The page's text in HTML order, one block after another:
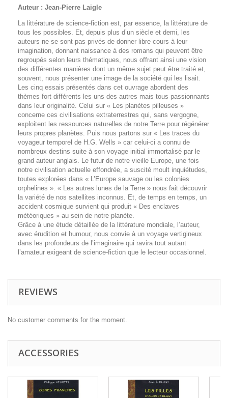
Auteur : Jean-Pierre Laigle
La littérature de science-fiction est, par essence, la littérature de
tous les possibles. Et, depuis plus d’un siècle et demi, les
auteurs ne se sont pas privés de donner libre cours à leur
imagination, donnant naissance à des romans qui peuvent être
regroupés selon leurs thématiques, nous offrant ainsi une vision
des différentes manières dont un même sujet peut être traité et,
souvent, nous présenter une image de la société qui les lisait.
Les cinq essais présentés dans cet ouvrage abordent des
thèmes fort différents les uns des autres mais tous passionnants
dans leur originalité. Celui sur « Les planètes pilleuses »
concerne ces civilisations extraterrestres qui, sans vergogne,
exploitent les ressources naturelles de notre Terre pour régénérer
leurs propres planètes. Puis nous partons sur « Les traces du
voyageur temporel de H.G. Wells » car celui-ci a connu de
nombreux destins suite à son voyage initial immortalisé par le
grand auteur anglais. Le futur de notre vieille Europe, une fois
notre civilisation actuelle effondrée, a suscité moult inquiétudes,
toutes explorées dans « L’Europe sauvage ou les colonies
orphelines ». « Les autres lunes de la Terre » nous fait découvrir
la variété de nos satellites inconnus. Et, de temps en temps, un
accident cosmique survient qui produit « Des enclaves
météoriques » au sein de notre planète.
Grâce à une étude détaillée de la littérature mondiale, l’auteur,
avec érudition et humour, nous convie à un voyage vertigineux
dans les profondeurs de l’imaginaire qui ravira tout autant
l’amateur exigeant de science-fiction que le lecteur occasionnel.
REVIEWS
No customer comments for the moment.
ACCESSORIES